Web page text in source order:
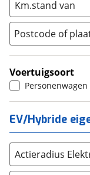
Opel (514)
Peugeot (823)
Renault (536)
Seat (282)
SKODA (433
Suzuki (193)
Toyota
Volkswagen (
Alle merken
Abarth (1)
Space Star (
Km.stand van
Postcode of
Voertuigsoort
Personenwagen
EV/Hybride
Actieradius